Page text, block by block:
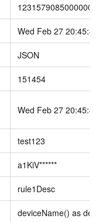
1231579085000000
Wed Feb 27
JSON
151454
Wed Feb 27
test123
a1KiV******
rule1Desc
deviceName() as